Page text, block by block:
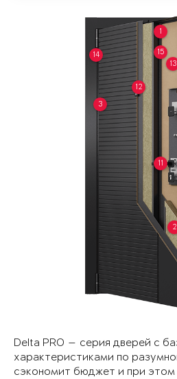
1
2
3
11
12
13
14 15
Delta PRO — серия дверей с
характеристиками по
сэкономит бюджет и при этом